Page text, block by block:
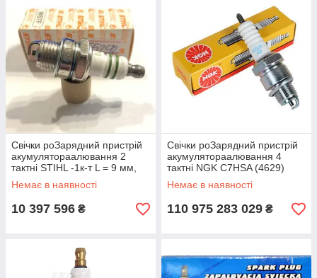
Свічки роЗарядний пристрій
акумулятораалювання 2
тактні STIHL -1к-т L = 9 мм,
Ключ=19 (WS7F)
Немає в наявності
10 397 596 ₴
Свічки роЗарядний пристрій
акумулятораалювання 4
тактні NGK C7HSA (4629)
Немає в наявності
110 975 283 029 ₴